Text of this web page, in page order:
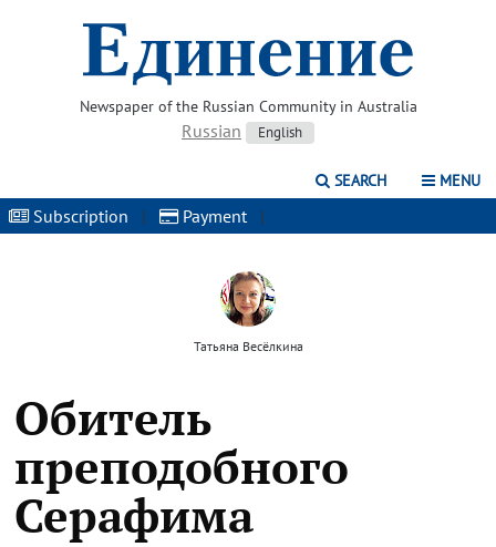
Newspaper of the Russian Community in Australia
Russian English
SEARCH MENU
Subscription | Payment |
Татьяна Весёлкина
Обитель
преподобного
Серафима